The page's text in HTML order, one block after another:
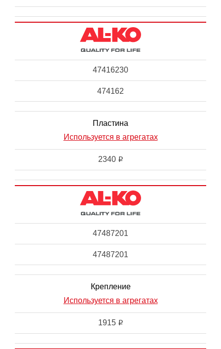
47416230
474162
Пластина
Используется в агрегатах
2340 i
47487201
47487201
Крепление
Используется в агрегатах
1915 i